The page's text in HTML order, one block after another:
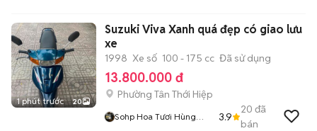
1 phút trước 20
Suzuki Viva Xanh quá đẹp có giao lưu
xe
1998 Xe số 100 - 175 cc Đã sử dụng
13.800.000 đ
Phường Tân Thới Hiệp
Sohp Hoa Tươi Hùng
3.9
20 đã
bán